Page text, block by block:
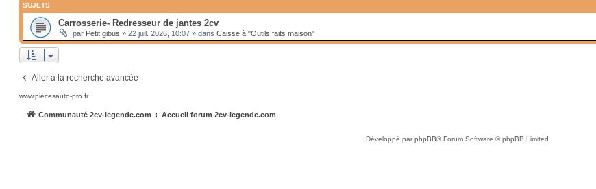
SUJETS
Carrosserie- Redresseur de jantes 2cv
par Petit gibus » 22 juil. 2026, 10:07» dans Caisse à "Outils faits maison"
Aller à la recherche avancée
www.piecesauto-pro.fr
Communauté 2cv-legende.com Accueil forum 2cv-legende.com
Développé parphpBB® Forum Software © phpBB Limited